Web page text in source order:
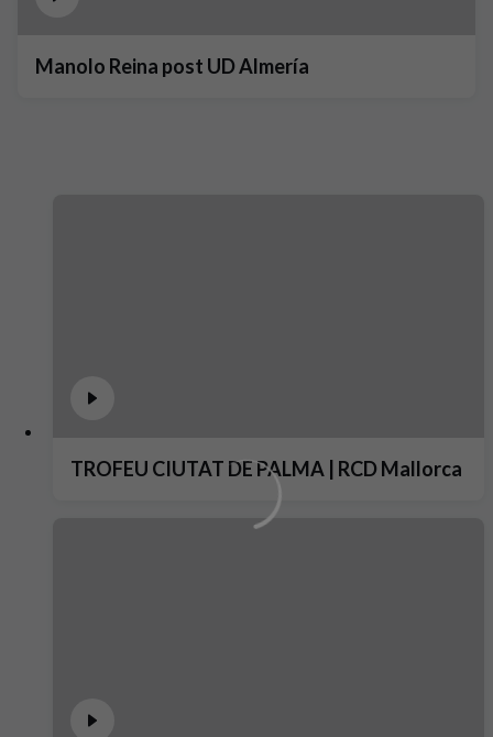
Manolo Reina post UD Almería
TROFEU CIUTAT DE PALMA | RCD Mallorca